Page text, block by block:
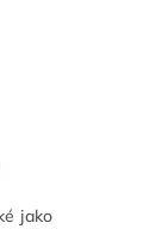
jako